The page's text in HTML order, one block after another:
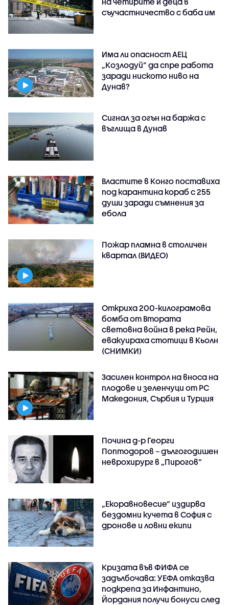
съучастничество с баба им
Има ли опасност АЕЦ
„Козлодуй” да спре работа
заради ниското ниво на
Дунав?
Сигнал за огън на баржа с
въглища в Дунав
Властите в Конго поставиха
под карантина кораб с 255
души заради съмнения за
ебола
Пожар пламна в столичен
квартал (ВИДЕО)
Откриха 200-килограмова
бомба от Втората
световна война в река Рейн,
евакуираха стотици в Кьолн
(СНИМКИ)
Засилен контрол на вноса на
плодове и зеленчуци от РС
Македония, Сърбия и Турция
Почина д-р Георги
Поптодоров – дългогодишен
неврохирург в „Пирогов“
„Екоравновесие“ издирва
бездомни кучета в София с
дронове и ловни екипи
Кризата във ФИФА се
задълбочава: УЕФА отказва
подкрепа за Инфантино,
Йордания получи бонуси след